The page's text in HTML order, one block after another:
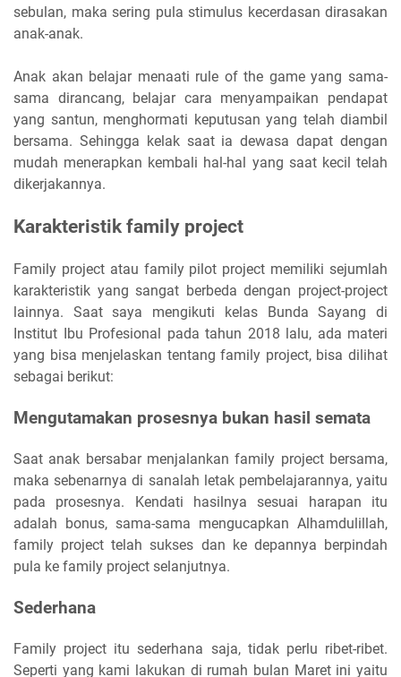
sebulan, maka sering pula stimulus kecerdasan dirasakan
anak-anak.
Anak akan belajar menaati rule of the game yang sama-
sama dirancang, belajar cara menyampaikan pendapat
yang santun, menghormati keputusan yang telah diambil
bersama. Sehingga kelak saat ia dewasa dapat dengan
mudah menerapkan kembali hal-hal yang saat kecil telah
dikerjakannya.
Karakteristik family project
Family project atau family pilot project memiliki sejumlah
karakteristik yang sangat berbeda dengan project-project
lainnya. Saat saya mengikuti kelas Bunda Sayang di
Institut Ibu Profesional pada tahun 2018 lalu, ada materi
yang bisa menjelaskan tentang family project, bisa dilihat
sebagai berikut:
Mengutamakan prosesnya bukan hasil semata
Saat anak bersabar menjalankan family project bersama,
maka sebenarnya di sanalah letak pembelajarannya, yaitu
pada prosesnya. Kendati hasilnya sesuai harapan itu
adalah bonus, sama-sama mengucapkan Alhamdulillah,
family project telah sukses dan ke depannya berpindah
pula ke family project selanjutnya.
Sederhana
Family project itu sederhana saja, tidak perlu ribet-ribet.
Seperti yang kami lakukan di rumah bulan Maret ini yaitu